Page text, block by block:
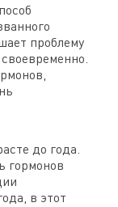
проблему
до года.
гормонов
в этот